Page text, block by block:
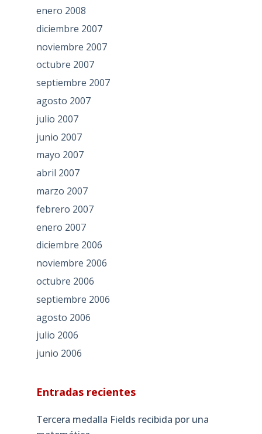
enero 2008
diciembre 2007
noviembre 2007
octubre 2007
septiembre 2007
agosto 2007
julio 2007
junio 2007
mayo 2007
abril 2007
marzo 2007
febrero 2007
enero 2007
diciembre 2006
noviembre 2006
octubre 2006
septiembre 2006
agosto 2006
julio 2006
junio 2006
Entradas recientes
Tercera medalla Fields recibida por una